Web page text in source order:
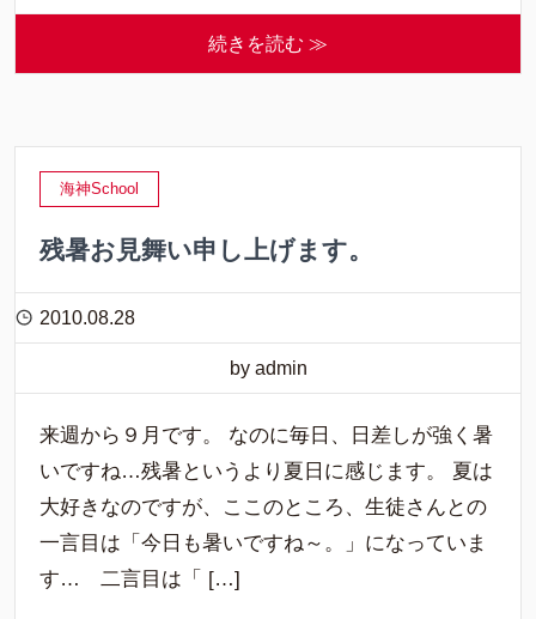
続きを読む ≫
海神School
残暑お見舞い申し上げます。
2010.08.28
by admin
来週から９月です。 なのに毎日、日差しが強く暑
いですね…残暑というより夏日に感じます。 夏は
大好きなのですが、ここのところ、生徒さんとの
一言目は「今日も暑いですね～。」になっていま
す… 二言目は「 […]